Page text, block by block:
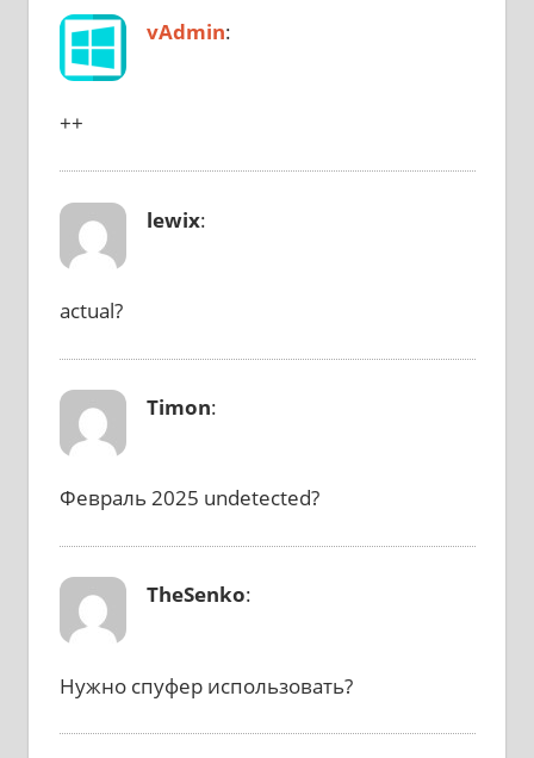
vAdmin:
++
lewix:
actual?
Timon:
Февраль 2025 undetected?
TheSenko:
Нужно спуфер использовать?